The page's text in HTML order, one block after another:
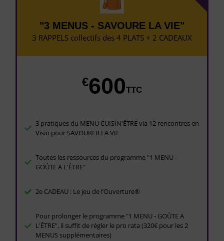
"3 MENUS - SAVOURE LA VIE"
3 RAPPELS collectifs des 4 PLATS + 2 CADEAUX
€600TTC
3 pratiques du MENU CUISIN'ÊTRE via 12 rencontres en
Visio pour SAVOURER LA VIE
Toutes les ressources du programme "1 MENU -
GOÛTE A L'ÊTRE"
2e CADEAU : Le jeu de l’Ouverture®
Pour prolonger le programme "1 MENU - GOÛTE A
L'ÊTRE", il suffit de régler le pro rata (320€ pour les 2
MENUS supplémentaires)